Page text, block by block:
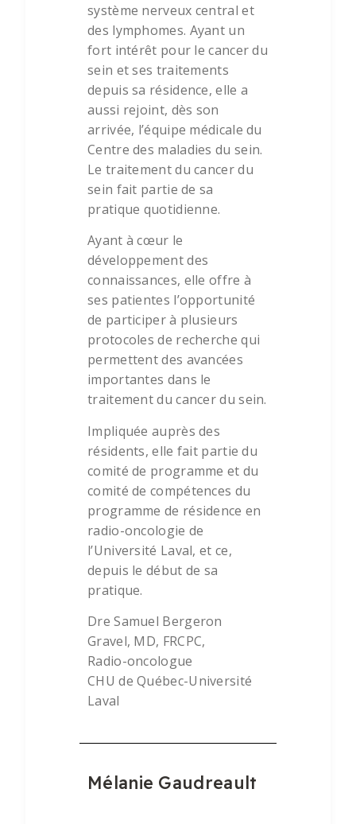
système nerveux central et
des lymphomes. Ayant un
fort intérêt pour le cancer du
sein et ses traitements
depuis sa résidence, elle a
aussi rejoint, dès son
arrivée, l’équipe médicale du
Centre des maladies du sein.
Le traitement du cancer du
sein fait partie de sa
pratique quotidienne.
Ayant à cœur le
développement des
connaissances, elle offre à
ses patientes l’opportunité
de participer à plusieurs
protocoles de recherche qui
permettent des avancées
importantes dans le
traitement du cancer du sein.
Impliquée auprès des
résidents, elle fait partie du
comité de programme et du
comité de compétences du
programme de résidence en
radio-oncologie de
l’Université Laval, et ce,
depuis le début de sa
pratique.
Dre Samuel Bergeron
Gravel, MD, FRCPC,
Radio-oncologue
CHU de Québec-Université
Laval
Mélanie Gaudreault